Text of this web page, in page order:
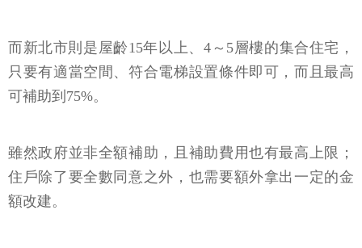
而新北市則是屋齡15年以上、4～5層樓的集合住宅，
只要有適當空間、符合電梯設置條件即可，而且最高
可補助到75%。
雖然政府並非全額補助，且補助費用也有最高上限；
住戶除了要全數同意之外，也需要額外拿出一定的金
額改建。